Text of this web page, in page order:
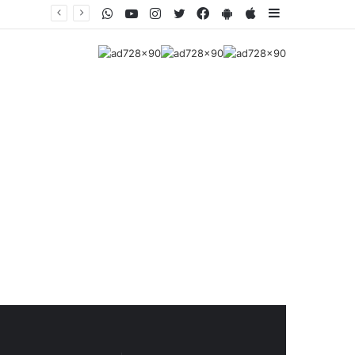
AppStore
PlayStore
Facebook
Twitter
Instagram
Youtube
WhatsApp